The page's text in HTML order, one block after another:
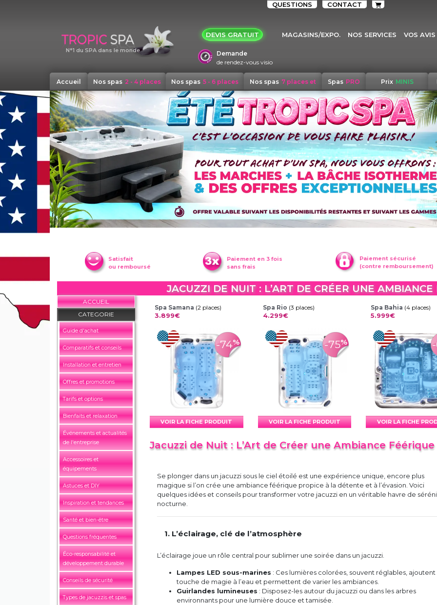
QUESTIONS CONTACT
N°1 du SPA dans le monde
DEVIS GRATUIT MAGASINS/EXPO. NOS SERVICES VOS AVIS
Demande
de rendez-vous visio
Accueil Nos spas 2 - 4 places Nos spas 5 - 6 places Nos spas 7 places et
+
Spas PRO Prix MINIS
Satisfait
ou remboursé
Paiement en 3 fois
sans frais
Paiement sécurisé
(contre remboursement)
JACUZZI DE NUIT : L’ART DE CRÉER UNE AMBIANCE
ACCUEIL
CATEGORIE
Guide d'achat
Comparatifs et conseils
Installation et entretien
Offres et promotions
Tarifs et options
Bienfaits et relaxation
Événements et actualités
de l'entreprise
Accessoires et
équipements
Astuces et DIY
Inspiration et tendances
Santé et bien-être
Questions fréquentes
Éco-responsabilité et
développement durable
Conseils de sécurité
Types de jacuzzis et spas
Spa Samana (2 places)
3.899€
-74%
VOIR LA FICHE PRODUIT
Spa Rio (3 places)
4.299€
-75%
VOIR LA FICHE PRODUIT
Spa Bahia (4 places)
5.999€
VOIR LA FICHE
Jacuzzi de Nuit : L’Art de Créer une Ambiance Féérique
Se plonger dans un jacuzzi sous le ciel étoilé est une expérience unique, encore plus
magique si l’on crée une ambiance féérique propice à la détente et à l’évasion. Voici
quelques idées et conseils pour transformer votre jacuzzi en un véritable havre de
nocturne.
1. L’éclairage, clé de l’atmosphère
L’éclairage joue un rôle central pour sublimer une soirée dans un jacuzzi.
Lampes LED sous-marines : Ces lumières colorées, souvent réglables, ajoutent
touche de magie à l’eau et permettent de varier les ambiances.
Guirlandes lumineuses : Disposez-les autour du jacuzzi ou dans les arbres
environnants pour une lumière douce et tamisée.